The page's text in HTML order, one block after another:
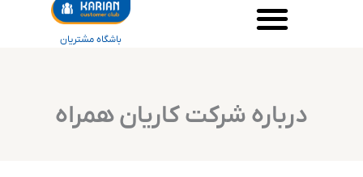
باشگاه مشتریان
درباره شرکت کاریان همراه